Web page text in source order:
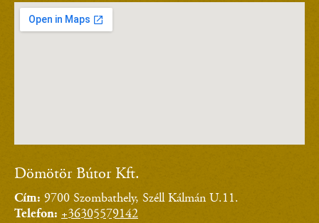
Dömötör Bútor Kft.
Cím: 9700 Szombathely, Széll Kálmán U.11.
Telefon: +36305579142